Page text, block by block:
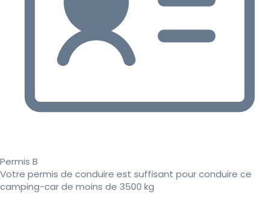
Permis B
Votre permis de conduire est suffisant pour conduire ce
camping-car de moins de 3500 kg